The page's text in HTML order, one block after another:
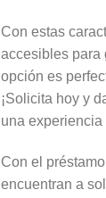
Con estas
accesibles para
opción es
¡Solicita hoy y
una
Con el
encuentran a